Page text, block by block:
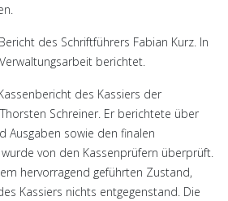
des Schriftführers Fabian Kurz. In
berichtet.
des Kassiers der
Schreiner. Er berichtete über
Ausgaben sowie den finalen
von den Kassenprüfern überprüft.
hervorragend geführten Zustand,
Kassiers nichts entgegenstand. Die